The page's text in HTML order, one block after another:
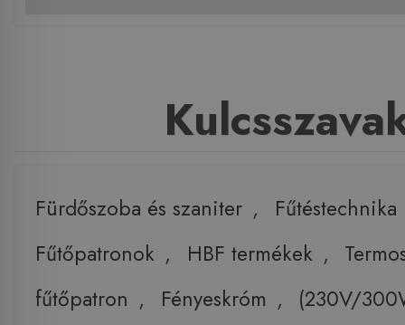
Fürdőszoba és szaniter ,
Fűtéstechnika
Fűtőpatronok , HBF termékek ,
fűtőpatron , Fényeskróm ,
(230V/